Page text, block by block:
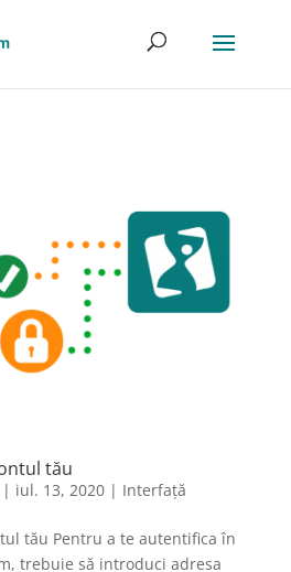
tău
| iul. 13, 2020| Interfață
tău Pentru a te autentifica în
trebuie să introduci adresa